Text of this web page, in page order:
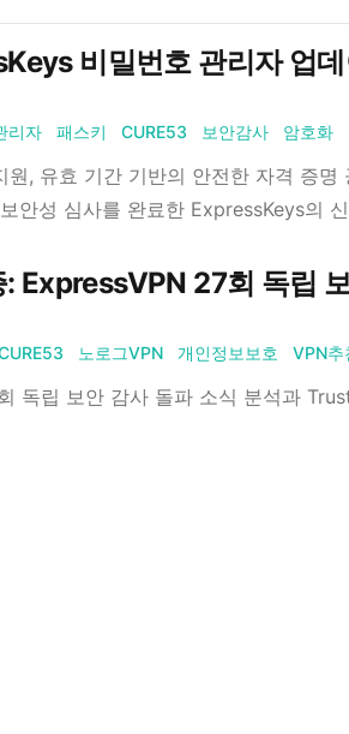
비밀번호 관리자 업
리자 패스키 CURE53 보안감사 암호화
원, 유효 기간 기반의 안전한 자격 증
안성 심사를 완료한 ExpressKeys의
ExpressVPN 27회 독립
노로그VPN 개인정보보호 VPN추
독립 보안 감사 돌파 소식 분석과